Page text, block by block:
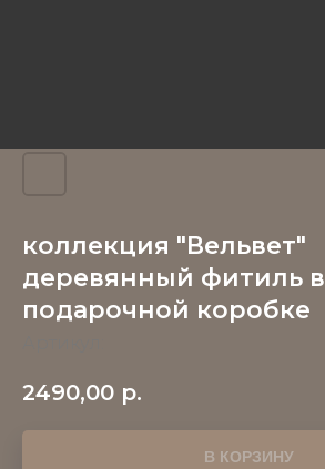
коллекция "Вельвет"
деревянный фитиль в
подарочной коробке
2490,00 р.
В КОРЗИНУ